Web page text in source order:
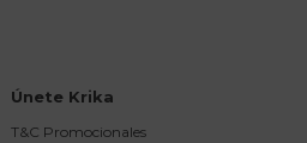
Únete Krika
T&C Promocionales